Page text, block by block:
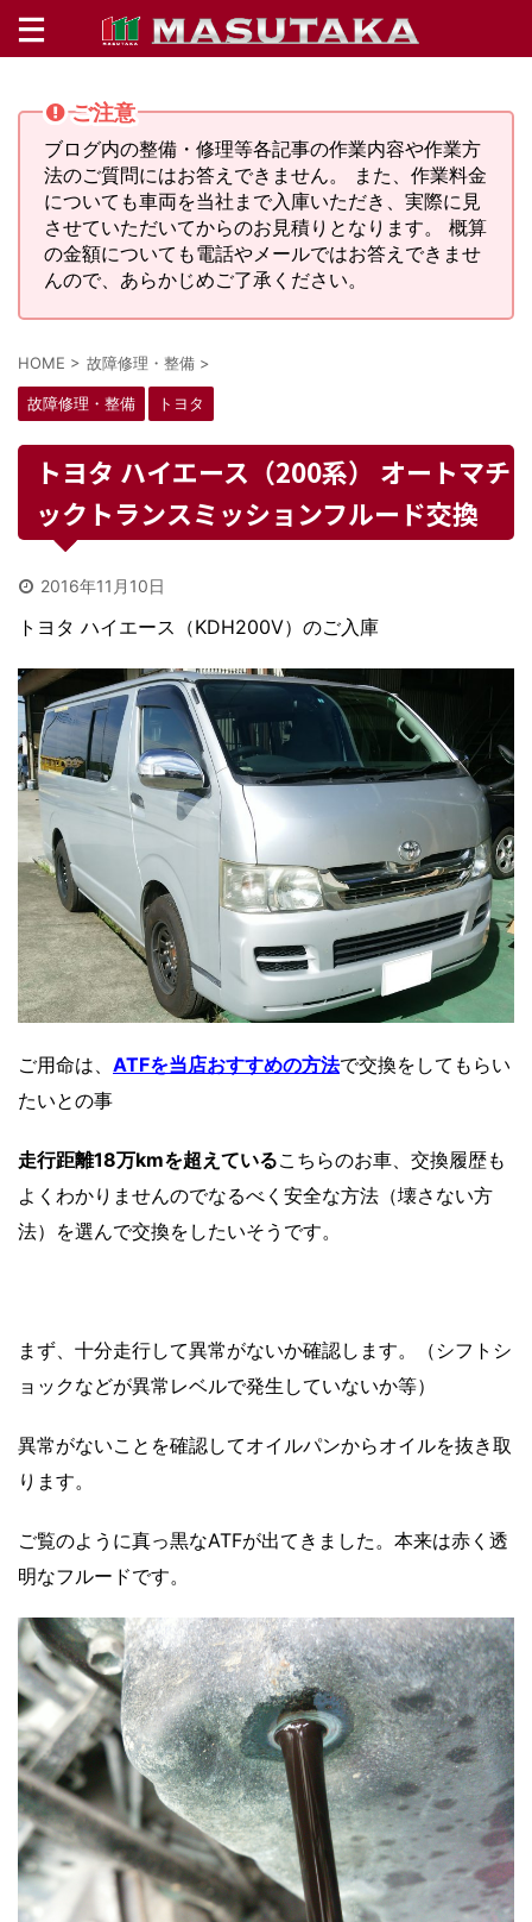
ご注意
ブログ内の整備・修理等各記事の作業内容や作業方
法のご質問にはお答えできません。 また、作業料金
についても車両を当社まで入庫いただき、実際に見
させていただいてからのお見積りとなります。 概算
の金額についても電話やメールではお答えできませ
んので、あらかじめご了承ください。
HOME > 故障修理・整備 >
故障修理・整備 トヨタ
トヨタ ハイエース（200系） オートマチ
ックトランスミッションフルード交換
2016年11月10日
トヨタ ハイエース（KDH200V）のご入庫
ご用命は、 ATFを当店おすすめの方法で交換をしてもらい
たいとの事
走行距離18万kmを超えているこちらのお車、交換履歴も
よくわかりませんのでなるべく安全な方法（壊さない方
法）を選んで交換をしたいそうです。
まず、十分走行して異常がないか確認します。（シフトシ
ョックなどが異常レベルで発生していないか等）
異常がないことを確認してオイルパンからオイルを抜き取
ります。
ご覧のように真っ黒なATFが出てきました。本来は赤く透
明なフルードです。